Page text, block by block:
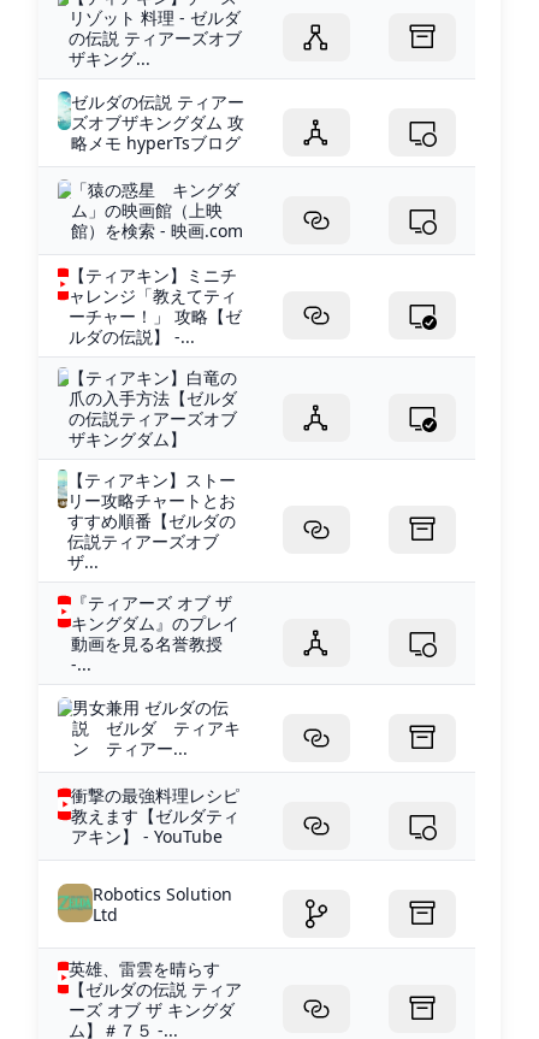
リゾット 料理 - ゼルダ
の伝説 ティアーズオブ
ザキング...
ゼルダの伝説 ティアー
ズオブザキングダム 攻
略メモ hyperTsブログ
「猿の惑星 キングダ
ム」の映画館（上映
館）を検索 - 映画.com
【ティアキン】ミニチ
ャレンジ「教えてティ
ーチャー！」 攻略【ゼ
ルダの伝説】 -...
【ティアキン】白竜の
爪の入手方法【ゼルダ
の伝説ティアーズオブ
ザキングダム】
【ティアキン】ストー
リー攻略チャートとお
すすめ順番【ゼルダの
伝説ティアーズオブ
ザ...
『ティアーズ オブ ザ
キングダム』のプレイ
動画を見る名誉教授
-...
男女兼用 ゼルダの伝
説 ゼルダ ティアキ
ン ティアー...
衝撃の最強料理レシピ
教えます【ゼルダティ
アキン】 - YouTube
Robotics Solution
Ltd
英雄、雷雲を晴らす
【ゼルダの伝説 ティア
ーズ オブ ザ キングダ
ム】＃７５ -...